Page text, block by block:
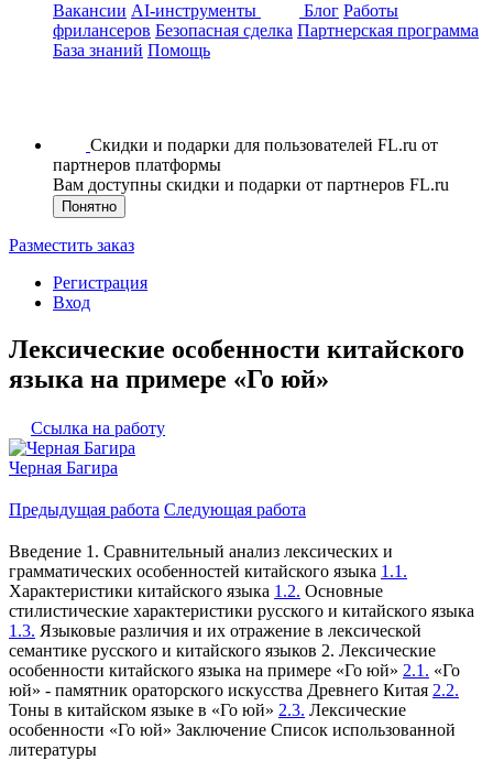
Вакансии AI-инструменты Блог Работы
фрилансеров Безопасная сделка Партнерская программа
База знаний Помощь
Скидки и подарки для пользователей FL.ru от
партнеров платформы
Вам доступны скидки и подарки от партнеров FL.ru
Понятно
Разместить заказ
Регистрация
Вход
Лексические особенности китайского
языка на примере «Го юй»
Ссылка на работу
Черная Багира
Предыдущая работа Следующая работа
Введение 1. Сравнительный анализ лексических и
грамматических особенностей китайского языка 1.1.
Характеристики китайского языка 1.2. Основные
стилистические характеристики русского и китайского языка
1.3. Языковые различия и их отражение в лексической
семантике русского и китайского языков 2. Лексические
особенности китайского языка на примере «Го юй» 2.1. «Го
юй» - памятник ораторского искусства Древнего Китая 2.2.
Тоны в китайском языке в «Го юй» 2.3. Лексические
особенности «Го юй» Заключение Список использованной
литературы